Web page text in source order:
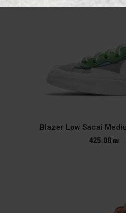
Blazer Low Sacai
425.00 ₪